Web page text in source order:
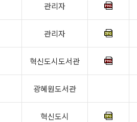
관리자
관리자
혁신도시도서관
광혜원도서관
혁신도시